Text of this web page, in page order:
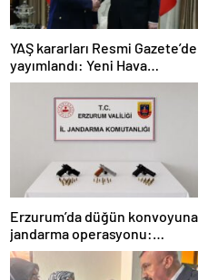
YAŞ kararları Resmi Gazete’de
yayımlandı: Yeni Hava
Kuvvetleri Komutanı
Orgeneral Rafet Dalkıran
Erzurum’da düğün konvoyuna
jandarma operasyonu:
Silahlar ele geçirildi, ağır
cezalar kesildi